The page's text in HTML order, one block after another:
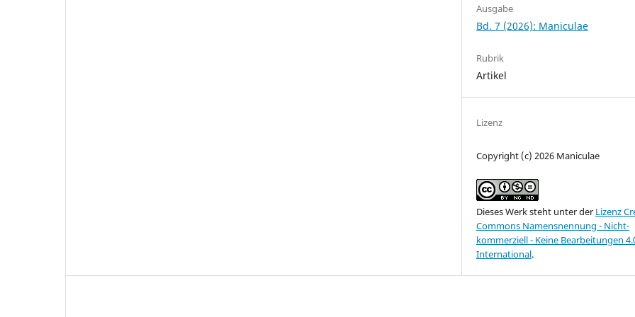
Ausgabe
Bd. 7 (2026): Maniculae
Rubrik
Artikel
Lizenz
Copyright (c) 2026 Maniculae
Dieses Werk steht unter der Lizenz
Commons Namensnennung - Nicht-
kommerziell - Keine Bearbeitungen
International.